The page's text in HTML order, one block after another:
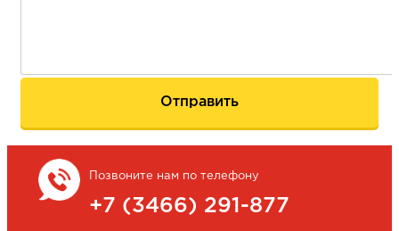
Позвоните нам по телефону
+7 (3466) 291-877